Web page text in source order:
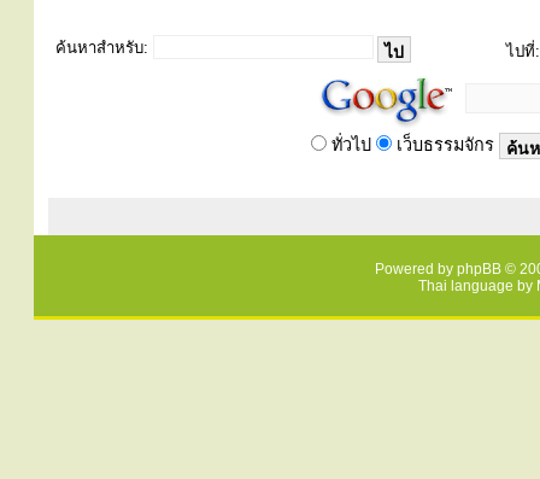
ค้นหาสำหรับ: ไปที่:
ทั่วไป เว็บธรรมจักร
Powered by phpBB ©
Thai language by